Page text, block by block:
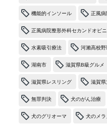
機能的インソール 正風病
正風病院整形外科セカンドオピ
水素吸引療法 河瀨高校野
湖南市 滋賀県B級グルメ
滋賀県レスリング 滋賀県
無罪判決 犬のがん治療
犬のグリオーマ 犬のメラ